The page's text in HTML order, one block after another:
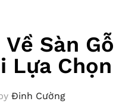
Sàn
Lựa Chọn
Đinh Cường